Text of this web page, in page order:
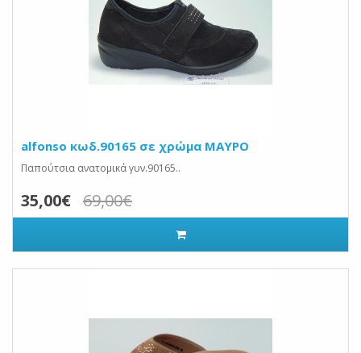
alfonso κωδ.90165 σε χρώμα ΜΑΥΡΟ
Παπούτσια ανατομικά γυν.90165..
35,00€ 69,00€